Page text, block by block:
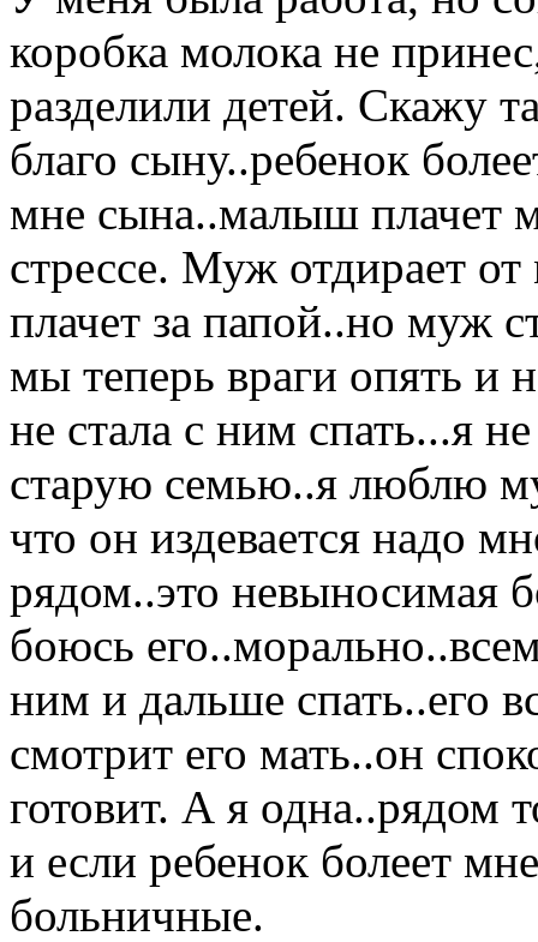
коробка молока не
разделили детей. Скажу
благо сыну..ребенок
мне сына..малыш плачет
стрессе. Муж отдирает
плачет за папой..но муж
мы теперь враги опять и
не стала с ним спать...я
старую семью..я люблю
что он издевается надо
рядом..это невыносимая
боюсь
ним и дальше спать..его
смотрит его мать..он
готовит. А я одна..рядом
и если ребенок болеет
больничные.